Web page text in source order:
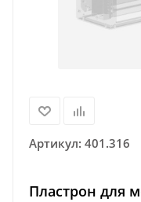
Артикул: 401.316
Пластрон для